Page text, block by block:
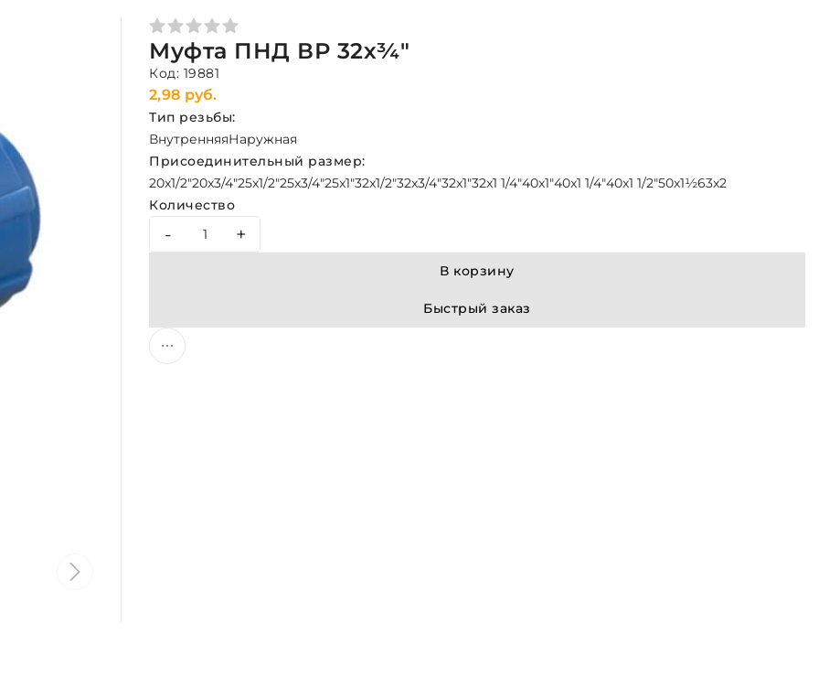
Муфта ПНД ВР 32х¾"
Код: 19881
2,98 руб.
Тип резьбы:
ВнутренняяНаружная
Присоединительный размер:
20x1/2"20x3/4"25x1/2"25x3/4"25x1"32x1/2"32x3/4"32x1"32x1 1/4"40x1"40x1 1/4"40x1 1/2"50х1½63х2
Количество
- +
В корзину
Быстрый заказ